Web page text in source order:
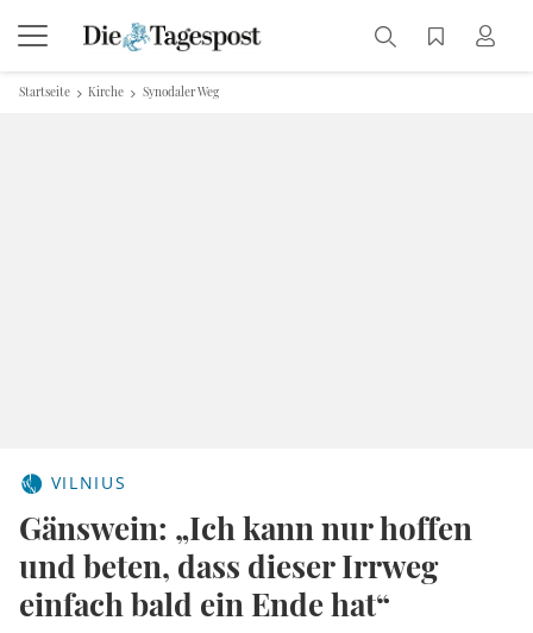
Startseite Kirche Synodaler Weg
VILNIUS
Gänswein: „Ich kann nur hoffen
und beten, dass dieser Irrweg
einfach bald ein Ende hat“